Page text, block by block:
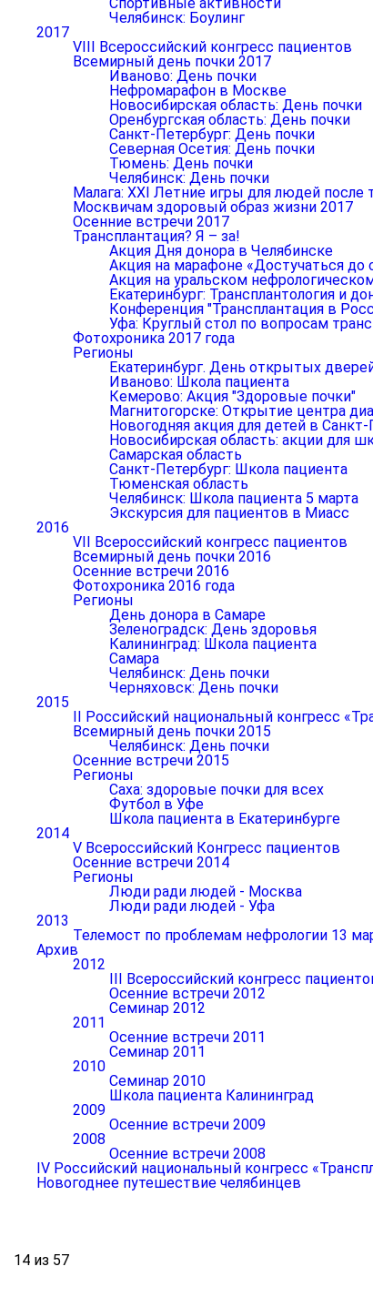
Челябинск: Боулинг
2017
VIII Всероссийский конгресс пациентов
Всемирный день почки 2017
Иваново: День почки
Нефромарафон в Москве
Новосибирская область: День почки
Оренбургская область: День почки
Санкт-Петербург: День почки
Северная Осетия: День почки
Тюмень: День почки
Челябинск: День почки
Малага: XXI Летние игры для людей после
Москвичам здоровый образ жизни 2017
Осенние встречи 2017
Трансплантация? Я – за!
Акция Дня донора в Челябинске
Акция на марафоне «Достучаться до
Акция на уральском
Екатеринбург: Трансплантология и
Конференция "Трансплантация в
Уфа: Круглый стол по вопросам
Фотохроника 2017 года
Регионы
Екатеринбург. День открытых
Иваново: Школа пациента
Кемерово: Акция "Здоровые почки"
Магнитогорске: Открытие центра
Новогодняя акция для детей в
Новосибирская область: акции для
Самарская область
Санкт-Петербург: Школа пациента
Тюменская область
Челябинск: Школа пациента 5 марта
Экскурсия для пациентов в Миасс
2016
VII Всероссийский конгресс пациентов
Всемирный день почки 2016
Осенние встречи 2016
Фотохроника 2016 года
Регионы
День донора в Самаре
Зеленоградск: День здоровья
Калининград: Школа пациента
Самара
Челябинск: День почки
Черняховск: День почки
2015
II Российский национальный конгресс
Всемирный день почки 2015
Челябинск: День почки
Осенние встречи 2015
Регионы
Саха: здоровые почки для всех
Футбол в Уфе
Школа пациента в Екатеринбурге
2014
V Всероссийский Конгресс пациентов
Осенние встречи 2014
Регионы
Люди ради людей - Москва
Люди ради людей - Уфа
2013
Телемост по проблемам нефрологии 13
Архив
2012
III Всероссийский конгресс
Осенние встречи 2012
Семинар 2012
2011
Осенние встречи 2011
Семинар 2011
2010
Семинар 2010
Школа пациента Калининград
2009
Осенние встречи 2009
2008
Осенние встречи 2008
IV Российский национальный конгресс
Новогоднее путешествие челябинцев
14 из 57